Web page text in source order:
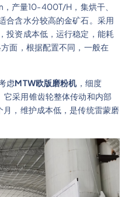
产量10-400T/H，集烘干、
合含水分较高的金矿石。采用
投资成本低，运行稳定，能耗
面，根据配置不同，一般在
虑MTW欧版磨粉机 ，细度
采用锥齿轮整体传动和内部
，维护成本低，是传统雷蒙磨